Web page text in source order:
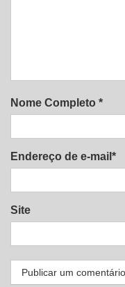
Nome Completo *
Endereço de e-mail*
Site